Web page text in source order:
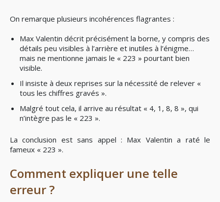
On remarque plusieurs incohérences flagrantes :
Max Valentin décrit précisément la borne, y compris des
détails peu visibles à l’arrière et inutiles à l’énigme…
mais ne mentionne jamais le « 223 » pourtant bien
visible.
Il insiste à deux reprises sur la nécessité de relever «
tous les chiffres gravés ».
Malgré tout cela, il arrive au résultat « 4, 1, 8, 8 », qui
n’intègre pas le « 223 ».
La conclusion est sans appel : Max Valentin a raté le
fameux « 223 ».
Comment expliquer une telle
erreur ?